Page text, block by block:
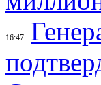
16:47